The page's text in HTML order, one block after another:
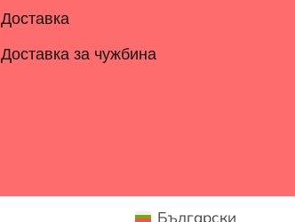
Доставка
Доставка за чужбина
Български